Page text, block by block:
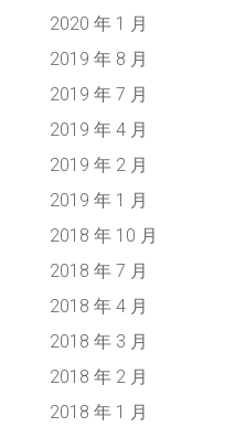
2020 年 1 月
2019 年 8 月
2019 年 7 月
2019 年 4 月
2019 年 2 月
2019 年 1 月
2018 年 10 月
2018 年 7 月
2018 年 4 月
2018 年 3 月
2018 年 2 月
2018 年 1 月